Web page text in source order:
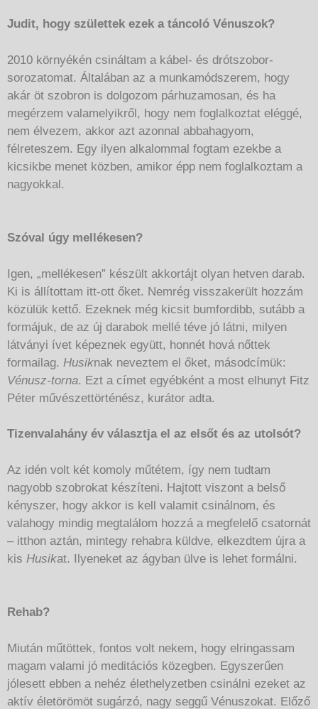
Judit, hogy születtek ezek a táncoló Vénuszok?
2010 környékén csináltam a kábel- és drótszobor-
sorozatomat. Általában az a munkamódszerem, hogy
akár öt szobron is dolgozom párhuzamosan, és ha
megérzem valamelyikről, hogy nem foglalkoztat eléggé,
nem élvezem, akkor azt azonnal abbahagyom,
félreteszem. Egy ilyen alkalommal fogtam ezekbe a
kicsikbe menet közben, amikor épp nem foglalkoztam a
nagyokkal.
Szóval úgy mellékesen?
Igen, „mellékesen” készült akkortájt olyan hetven darab.
Ki is állítottam itt-ott őket. Nemrég visszakerült hozzám
közülük kettő. Ezeknek még kicsit bumfordibb, sutább a
formájuk, de az új darabok mellé téve jó látni, milyen
látványi ívet képeznek együtt, honnét hová nőttek
formailag. Husiknak neveztem el őket, másodcímük:
Vénusz-torna. Ezt a címet egyébként a most elhunyt Fitz
Péter művészettörténész, kurátor adta.
Tizenvalahány év választja el az elsőt és az utolsót?
Az idén volt két komoly műtétem, így nem tudtam
nagyobb szobrokat készíteni. Hajtott viszont a belső
kényszer, hogy akkor is kell valamit csinálnom, és
valahogy mindig megtalálom hozzá a megfelelő csatornát
– itthon aztán, mintegy rehabra küldve, elkezdtem újra a
kis Husikat. Ilyeneket az ágyban ülve is lehet formálni.
Rehab?
Miután műtöttek, fontos volt nekem, hogy elringassam
magam valami jó meditációs közegben. Egyszerűen
jólesett ebben a nehéz élethelyzetben csinálni ezeket az
aktív életörömöt sugárzó, nagy seggű Vénuszokat. Előző